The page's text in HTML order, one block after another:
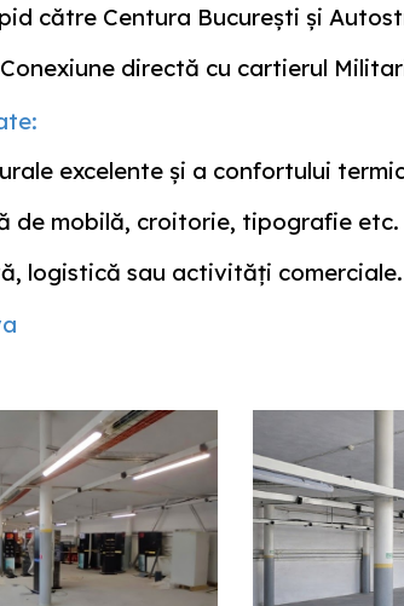
către Centura București și
Conexiune directă cu cartierul
excelente și a confortului
de mobilă, croitorie, tipografie etc.
logistică sau activități comerciale.